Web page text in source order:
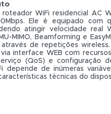
WiFi residencial AC
Ele é equipado com
atingir velocidade
MIMO, Beamforming e
de repetições
interface WEB com
(QoS) e
depende de inúmeras
técnicas do